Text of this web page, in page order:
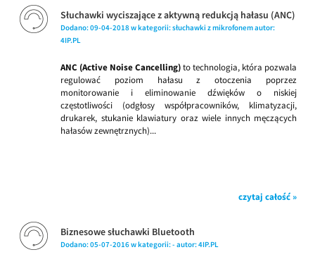
Słuchawki wyciszające z aktywną redukcją hałasu (ANC)
Dodano:09-04-2018w kategorii:słuchawki z mikrofonemautor:
4IP.PL
ANC (Active Noise Cancelling)to technologia, która pozwala
regulować poziom hałasu z otoczenia poprzez
monitorowanie i eliminowanie dźwięków o niskiej
częstotliwości (odgłosy współpracowników, klimatyzacji,
drukarek, stukanie klawiatury oraz wiele innych męczących
hałasów zewnętrznych)...
czytaj całość »
Biznesowe słuchawki Bluetooth
Dodano:05-07-2016w kategorii:- autor:4IP.PL